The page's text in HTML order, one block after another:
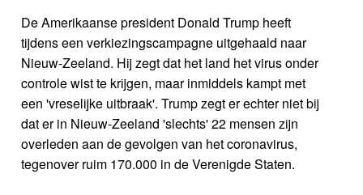
De Amerikaanse president Donald Trump heeft
tijdens een verkiezingscampagne uitgehaald naar
Nieuw-Zeeland. Hij zegt dat het land het virus onder
controle wist te krijgen, maar inmiddels kampt met
een 'vreselijke uitbraak'. Trump zegt er echter niet bij
dat er in Nieuw-Zeeland 'slechts' 22 mensen zijn
overleden aan de gevolgen van het coronavirus,
tegenover ruim 170.000 in de Verenigde Staten.